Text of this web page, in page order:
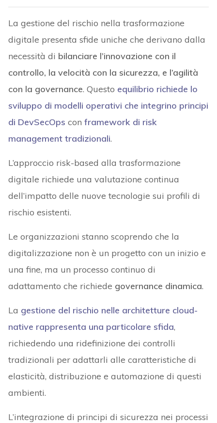
La gestione del rischio nella trasformazione
digitale presenta sfide uniche che derivano dalla
necessità di bilanciare l’innovazione con il
controllo, la velocità con la sicurezza, e l’agilità
con la governance. Questo equilibrio richiede lo
sviluppo di modelli operativi che integrino principi
di DevSecOps conframework di risk
management tradizionali.
L’approccio risk-based alla trasformazione
digitale richiede una valutazione continua
dell’impatto delle nuove tecnologie sui profili di
rischio esistenti.
Le organizzazioni stanno scoprendo che la
digitalizzazione non è un progetto con un inizio e
una fine, ma un processo continuo di
adattamento che richiede governance dinamica.
La gestione del rischio nelle architetture cloud-
native rappresenta una particolare sfida,
richiedendo una ridefinizione dei controlli
tradizionali per adattarli alle caratteristiche di
elasticità, distribuzione e automazione di questi
ambienti.
L’integrazione di principi di sicurezza nei processi